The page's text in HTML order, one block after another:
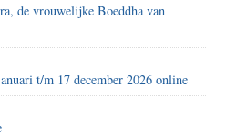
de vrouwelijke Boeddha van
t/m 17 december 2026 online